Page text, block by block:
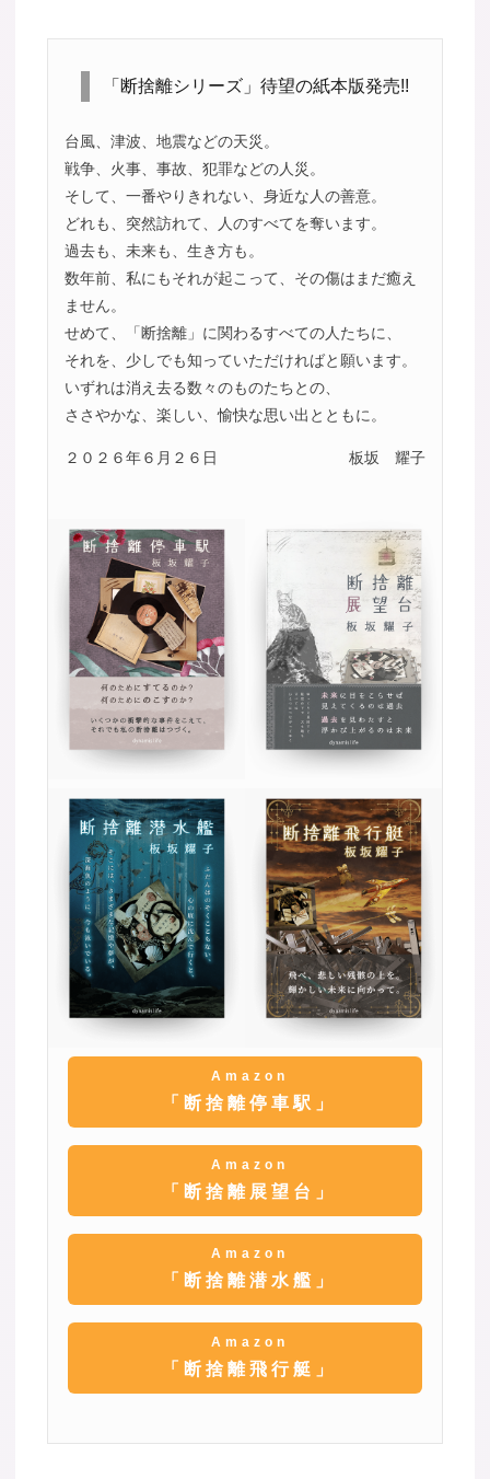
「断捨離シリーズ」待望の紙本版発売!!
台風、津波、地震などの天災。
戦争、火事、事故、犯罪などの人災。
そして、一番やりきれない、身近な人の善意。
どれも、突然訪れて、人のすべてを奪います。
過去も、未来も、生き方も。
数年前、私にもそれが起こって、その傷はまだ癒え
ません。
せめて、「断捨離」に関わるすべての人たちに、
それを、少しでも知っていただければと願います。
いずれは消え去る数々のものたちとの、
ささやかな、楽しい、愉快な思い出とともに。
２０２６年６月２６日 板坂 耀子
Amazon
「断捨離停車駅」
Amazon
「断捨離展望台」
Amazon
「断捨離潜水艦」
Amazon
「断捨離飛行艇」